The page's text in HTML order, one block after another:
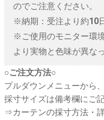
のでご注意ください。
※納期：受注より約10
※ご使用のモニター環
より実物と色味が異な
○ご注文方法○
プルダウンメニューから
採寸サイズは備考欄にご
⇒カーテンの採寸方法・